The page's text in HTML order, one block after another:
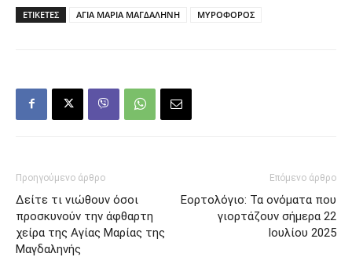
ΕΤΙΚΕΤΕΣ ΑΓΙΑ ΜΑΡΙΑ ΜΑΓΔΑΛΗΝΗ ΜΥΡΟΦΟΡΟΣ
Προηγούμενο άρθρο
Δείτε τι νιώθουν όσοι
προσκυνούν την άφθαρτη
χείρα της Αγίας Μαρίας της
Μαγδαληνής
Επόμενο άρθρο
Εορτολόγιο: Τα ονόματα που
γιορτάζουν σήμερα 22
Ιουλίου 2025